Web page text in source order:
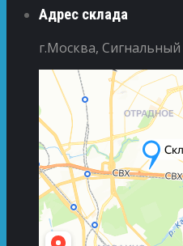
Адрес склада
г.Москва, Сигнальный